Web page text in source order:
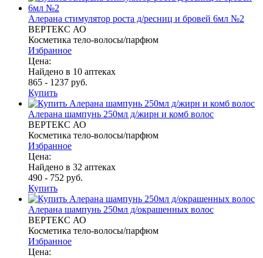
Алерана стимулятор роста д/ресниц и бровей 6мл №2
ВЕРТЕКС АО
Косметика тело-волосы/парфюм
Избранное
Цена:
Найдено в 10 аптеках
865 - 1237 руб.
Купить
Алерана шампунь 250мл д/жирн и комб волос
ВЕРТЕКС АО
Косметика тело-волосы/парфюм
Избранное
Цена:
Найдено в 32 аптеках
490 - 752 руб.
Купить
Алерана шампунь 250мл д/окрашенных волос
ВЕРТЕКС АО
Косметика тело-волосы/парфюм
Избранное
Цена: